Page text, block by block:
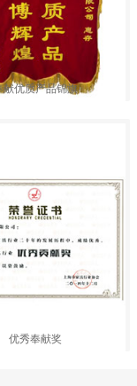
献优质产品锦旗
优秀奉献奖